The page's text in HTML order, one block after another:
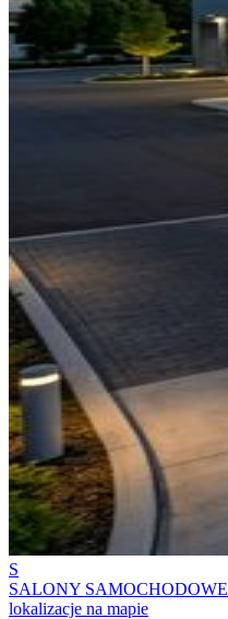
S
SALONY SAMOCHODOWE
lokalizacje na mapie